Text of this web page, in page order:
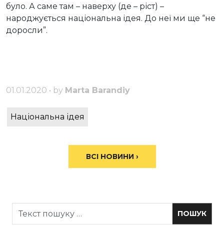
було. А саме там – наверху (де – ріст) –
народжується національна ідея. До неї ми ще “не
доросли”.
01.01.2020 • by Marta Barandiy
Національна ідея
ВСІ НОВИНИ ›